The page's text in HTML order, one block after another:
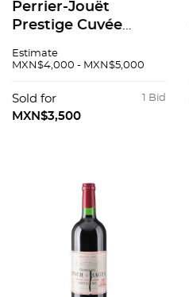
Perrier-Jouët
Prestige Cuvée
Champagne, Francia
Estimate
MXN$4,000 - MXN$5,000
1 Bid
Sold for
MXN$3,500